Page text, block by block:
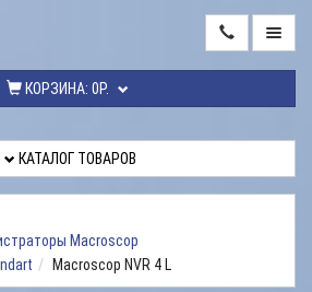
КОРЗИНА: 0Р.
КАТАЛОГ ТОВАРОВ
Macroscop
Macroscop NVR 4 L